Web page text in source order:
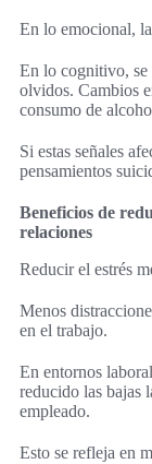
En lo emocional,
En lo cognitivo, se
olvidos. Cambios
consumo de
Si estas señales
pensamientos
Beneficios de
relaciones
Reducir el estrés
Menos
en el trabajo.
En entornos
reducido las bajas
empleado.
Esto se refleja en